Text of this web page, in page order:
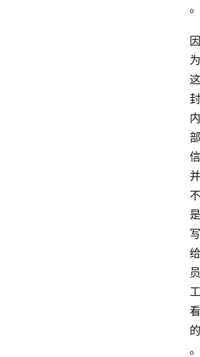
。
因
为
这
封
内
部
信
并
不
是
写
给
员
工
看
的
。